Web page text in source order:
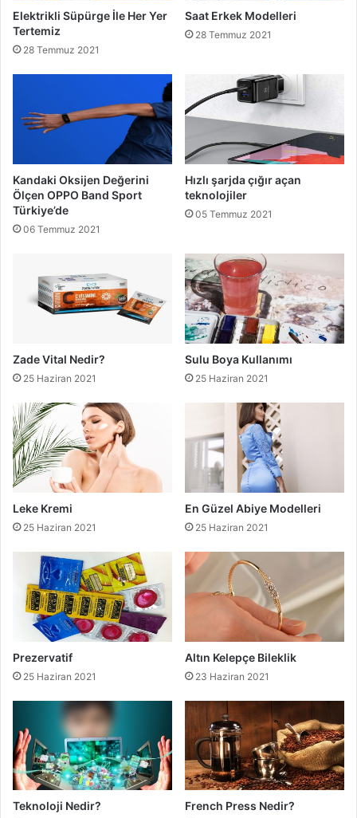
Elektrikli Süpürge İle Her Yer
Tertemiz
28 Temmuz 2021
Saat Erkek Modelleri
28 Temmuz 2021
Kandaki Oksijen Değerini
Ölçen OPPO Band Sport
Türkiye’de
06 Temmuz 2021
Hızlı şarjda çığır açan
teknolojiler
05 Temmuz 2021
Zade Vital Nedir?
25 Haziran 2021
Sulu Boya Kullanımı
25 Haziran 2021
Leke Kremi
25 Haziran 2021
En Güzel Abiye Modelleri
25 Haziran 2021
Prezervatif
25 Haziran 2021
Altın Kelepçe Bileklik
23 Haziran 2021
Teknoloji Nedir? French Press Nedir?